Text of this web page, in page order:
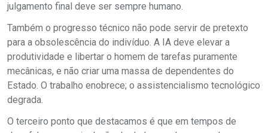
julgamento final deve ser sempre humano.
Também o progresso técnico não pode servir de pretexto
para a obsolescência do indivíduo. A IA deve elevar a
produtividade e libertar o homem de tarefas puramente
mecânicas, e não criar uma massa de dependentes do
Estado. O trabalho enobrece; o assistencialismo tecnológico
degrada.
O terceiro ponto que destacamos é que em tempos de